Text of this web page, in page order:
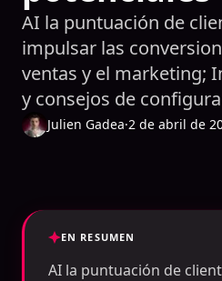
AI la puntuación de
impulsar las
ventas y el marketing;
y consejos de
Julien Gadea·2 de abril de
EN RESUMEN
AI la puntuación de